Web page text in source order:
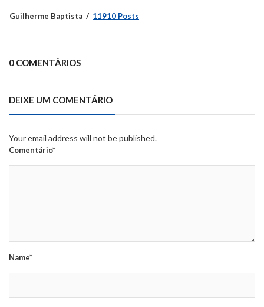
Guilherme Baptista 11910 Posts
0 COMENTÁRIOS
DEIXE UM COMENTÁRIO
Your email address will not be published.
Comentário*
Name*